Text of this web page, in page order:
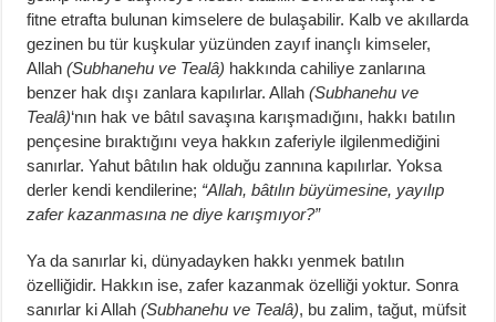
fitne etrafta bulunan kimselere de bulaşabilir. Kalb ve akıllarda
gezinen bu tür kuşkular yüzünden zayıf inançlı kimseler,
Allah(Subhanehu ve Tealâ) hakkında cahiliye zanlarına
benzer hak dışı zanlara kapılırlar. Allah(Subhanehu ve
Tealâ)‘nın hak ve bâtıl savaşına karışmadığını, hakkı batılın
pençesine bıraktığını veya hakkın zaferiyle ilgilenmediğini
sanırlar. Yahut bâtılın hak olduğu zannına kapılırlar. Yoksa
derler kendi kendilerine; “Allah, bâtılın büyümesine, yayılıp
zafer kazanmasına ne diye karışmıyor?”
Ya da sanırlar ki, dünyadayken hakkı yenmek batılın
özelliğidir. Hakkın ise, zafer kazanmak özelliği yoktur. Sonra
sanırlar ki Allah(Subhanehu ve Tealâ), bu zalim, tağut, müfsit